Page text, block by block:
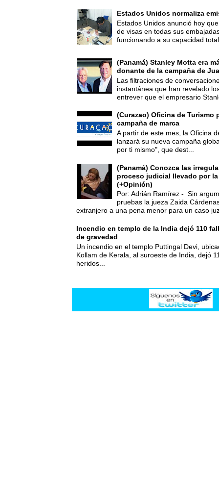
Estados Unidos normaliza
Estados Unidos anunció hoy
de visas en todas sus
funcionando a su capacidad
(Panamá) Stanley Motta era
donante de la campaña de
Las filtraciones de
instantánea que han revelado
entrever que el empresario
(Curazao) Oficina de Turismo
campaña de marca
A partir de este mes, la Oficina
lanzará su nueva campaña
por ti mismo", que dest...
(Panamá) Conozca las
proceso judicial llevado por
(+Opinión)
Por: Adrián Ramírez - Sin
pruebas la jueza Zaida
extranjero a una pena menor para un caso
Incendio en templo de la India dejó 110
de gravedad
Un incendio en el templo Puttingal Devi,
Kollam de Kerala, al suroeste de India, dejó
heridos...